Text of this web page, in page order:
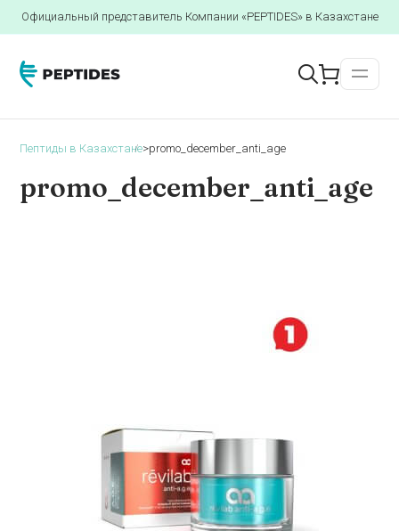
Официальный представитель Компании «PEPTIDES» в Казахстане
Пептиды в Казахстане>promo_december_anti_age
promo_december_anti_age